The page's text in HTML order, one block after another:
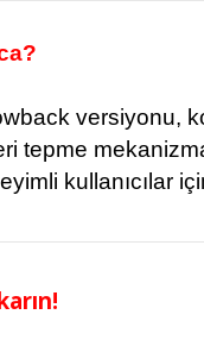
versiyonu,
tepme
kullanıcılar